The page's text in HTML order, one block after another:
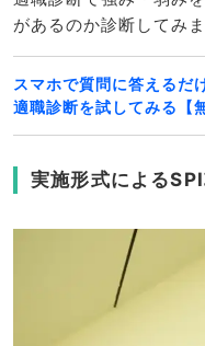
があるのか診断してみま
スマホで質問に答えるだ
適職診断を試してみる【
実施形式による